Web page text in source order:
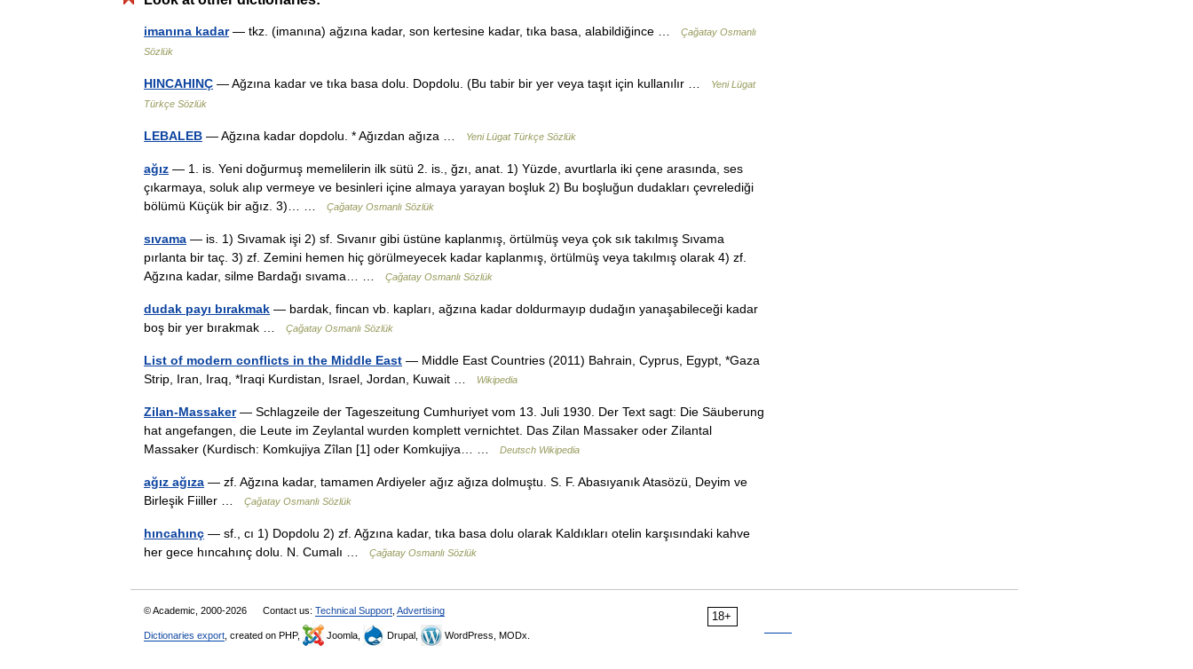
imanına kadar— tkz. (imanına) ağzına kadar, son kertesine kadar, tıka basa, alabildiğince …
Çağatay Osmanlı
Sözlük
HINCAHINÇ — Ağzına kadar ve tıka basa dolu. Dopdolu. (Bu tabir bir yer veya taşıt için kullanılır …
Yeni Lügat
Türkçe Sözlük
LEBALEB — Ağzına kadar dopdolu. * Ağızdan ağıza … Yeni Lügat Türkçe Sözlük
ağız — 1. is. Yeni doğurmuş memelilerin ilk sütü 2. is., ğzı, anat. 1) Yüzde, avurtlarla iki çene arasında, ses
çıkarmaya, soluk alıp vermeye ve besinleri içine almaya yarayan boşluk 2) Bu boşluğun dudakları çevrelediği
bölümü Küçük bir ağız. 3)… …
Çağatay Osmanlı Sözlük
sıvama — is. 1) Sıvamak işi 2) sf. Sıvanır gibi üstüne kaplanmış, örtülmüş veya çok sık takılmış Sıvama
pırlanta bir taç. 3) zf. Zemini hemen hiç görülmeyecek kadar kaplanmış, örtülmüş veya takılmış olarak 4) zf.
Ağzına kadar, silme Bardağı sıvama… …
Çağatay Osmanlı Sözlük
dudak payı bırakmak — bardak, fincan vb. kapları, ağzına kadar doldurmayıp dudağın yanaşabileceği kadar
boş bir yer bırakmak …
Çağatay Osmanlı Sözlük
List of modern conflicts in the Middle East — Middle East Countries (2011) Bahrain, Cyprus, Egypt, *Gaza
Strip, Iran, Iraq, *Iraqi Kurdistan, Israel, Jordan, Kuwait …
Wikipedia
Zilan-Massaker— Schlagzeile der Tageszeitung Cumhuriyet vom 13. Juli 1930. Der Text sagt: Die Säuberung
hat angefangen, die Leute im Zeylantal wurden komplett vernichtet. Das Zilan Massaker oder Zilantal
Massaker (Kurdisch: Komkujiya Zîlan [1] oder Komkujiya… …
Deutsch Wikipedia
ağız ağıza — zf. Ağzına kadar, tamamen Ardiyeler ağız ağıza dolmuştu. S. F. Abasıyanık Atasözü, Deyim ve
Birleşik Fiiller …
Çağatay Osmanlı Sözlük
hıncahınç — sf., cı 1) Dopdolu 2) zf. Ağzına kadar, tıka basa dolu olarak Kaldıkları otelin karşısındaki kahve
her gece hıncahınç dolu. N. Cumalı …
Çağatay Osmanlı Sözlük
18+
© Academic, 2000-2026 Contact us: Technical Support Advertising
Dictionaries export , created on PHP, Joomla, Drupal, WordPress, MODx.